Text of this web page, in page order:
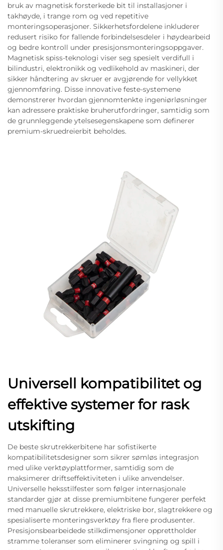
bruk av magnetisk forsterkede bit til installasjoner i
takhøyde, i trange rom og ved repetitive
monteringsoperasjoner. Sikkerhetsfordelene inkluderer
redusert risiko for fallende forbindelsesdeler i høydearbeid
og bedre kontroll under presisjonsmonteringsoppgaver.
Magnetisk spiss-teknologi viser seg spesielt verdifull i
bilindustri, elektronikk og vedlikehold av maskineri, der
sikker håndtering av skruer er avgjørende for vellykket
gjennomføring. Disse innovative feste-systemene
demonstrerer hvordan gjennomtenkte ingeniørløsninger
kan adressere praktiske bruherutfordringer, samtidig som
de grunnleggende ytelsesegenskapene som definerer
premium-skruedreierbit beholdes.
Universell kompatibilitet og
effektive systemer for rask
utskifting
De beste skrutrekkerbitene har sofistikerte
kompatibilitetsdesigner som sikrer sømløs integrasjon
med ulike verktøyplattformer, samtidig som de
maksimerer driftseffektiviteten i ulike anvendelser.
Universelle heksstilfester som følger internasjonale
standarder gjør at disse premiumbitene fungerer perfekt
med manuelle skrutrekkere, elektriske bor, slagtrekkere og
spesialiserte monteringsverktøy fra flere produsenter.
Presisjonsbearbeidede stilkdimensjoner opprettholder
stramme toleranser som eliminerer svingning og spill i